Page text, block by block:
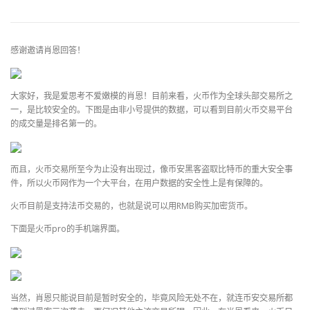
感谢邀请肖恩回答！
大家好，我是爱思考不爱嫩模的肖恩！目前来看，火币作为全球头部交易所之
一，是比较安全的。下图是由非小号提供的数据，可以看到目前火币交易平台
的成交量是排名第一的。
而且，火币交易所至今为止没有出现过，像币安黑客盗取比特币的重大安全事
件，所以火币网作为一个大平台，在用户数据的安全性上是有保障的。
火币目前是支持法币交易的，也就是说可以用RMB购买加密货币。
下面是火币pro的手机端界面。
当然，肖恩只能说目前是暂时安全的，毕竟风险无处不在，就连币安交易所都